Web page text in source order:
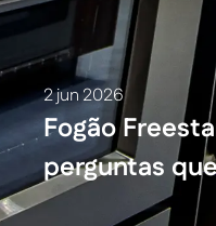
2 jun 2026
Fogão
perguntas
fazer antes